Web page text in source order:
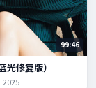
99:46
光修复版）
2025